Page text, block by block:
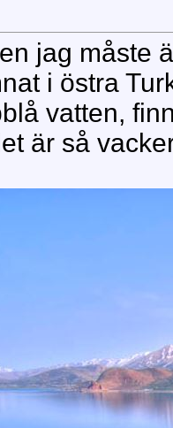
jag måste
i östra
vatten,
är så